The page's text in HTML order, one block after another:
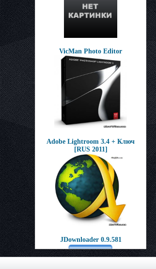
VicMan Photo Editor
Adobe Lightroom 3.4 + Ключ
[RUS 2011]
JDownloader 0.9.581